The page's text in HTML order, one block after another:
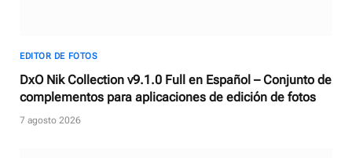
EDITOR DE FOTOS
DxO Nik Collection v9.1.0 Full en Español – Conjunto de
complementos para aplicaciones de edición de fotos
7 agosto 2026